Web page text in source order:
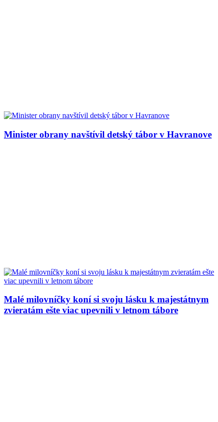
Minister obrany navštívil detský tábor v Havranove
Malé milovníčky koní si svoju lásku k majestátnym
zvieratám ešte viac upevnili v letnom tábore